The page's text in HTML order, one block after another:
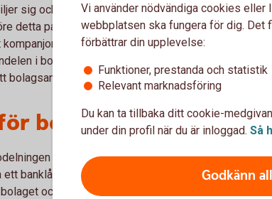
sig och inte har ett äktenskapsförord kan bolaget
detta partner som en ytterligare delägare i bolaget.
eller aktieägaravtal bestämmer att
i bolaget till enskild egendom genom att skriva
bolagsandelen inte delas vid en skilsmässa.
bolaget vid ägares
är ett alternativ att du köper ut din make
banklån för att klara av det. Ett annat alternativ är
och blir då delägare.
Vi använder nödvändiga cookies eller
webbplatsen ska fungera för dig. Det
förbättrar din upplevelse:
Funktioner, prestanda och statistik
Relevant marknadsföring
Du kan ta tillbaka ditt cookie-
under din profil när du är inloggad. Så
Godkänn